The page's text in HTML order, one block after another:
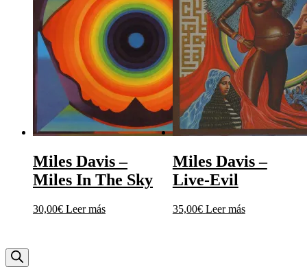
Miles Davis –
Miles In The Sky
30,00€ Leer más
Miles Davis –
Live-Evil
35,00€ Leer más